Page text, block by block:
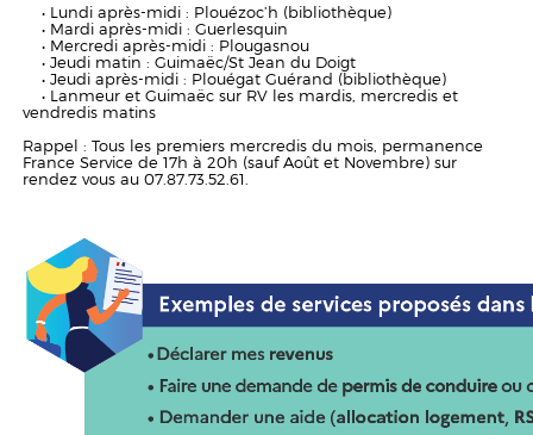
• Lundi après-midi : Plouézoc’h (bibliothèque)
• Mardi après-midi : Guerlesquin
• Mercredi après-midi : Plougasnou
• Jeudi matin : Guimaëc/St Jean du Doigt
• Jeudi après-midi : Plouégat Guérand (bibliothèque)
• Lanmeur et Guimaëc sur RV les mardis, mercredis et
vendredis matins
Rappel : Tous les premiers mercredis du mois, permanence
France Service de 17h à 20h (sauf Août et Novembre) sur
rendez vous au 07.87.73.52.61.